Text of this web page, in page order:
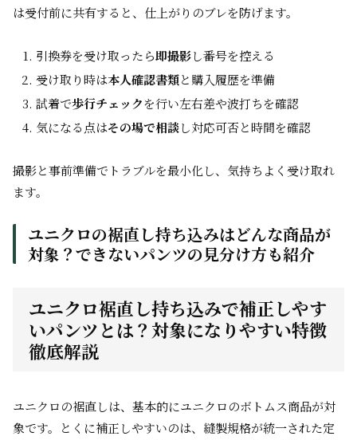
は受付前に共有すると、仕上がりのブレを防げます。
引換券を受け取ったら即撮影し番号を控える
受け取り時は本人確認書類と購入履歴を準備
試着で歩行チェックを行い左右差や波打ちを確認
気になる点はその場で相談し対応可否と時間を確認
撮影と事前準備でトラブルを最小化し、気持ちよく受け取れ
ます。
ユニクロの裾直し持ち込みはどんな商品が
対象？できないパンツの見分け方も紹介
ユニクロ裾直し持ち込みで補正しやす
いパンツとは？対象になりやすい特徴
徹底解説
ユニクロの裾直しは、基本的にユニクロのボトムス商品が対
象です。とくに補正しやすいのは、縫製規格が統一された定